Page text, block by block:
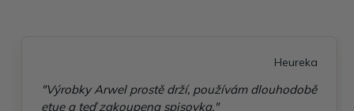
Heureka
"Výrobky Arwel prostě drží, používám dlouhodobě
etue a teď zakoupena spisovka."